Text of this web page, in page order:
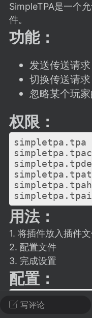
教程
潮涌核心
永久
11-27 02:06
电脑端 社
议贴】SodaMC 的
在这里畅所欲言，提
、管理方式等方面 的
11
潮涌核心
24 23:37
电脑端 整合包
主页反馈贴
反馈你遇到的问题
不方便可尝试通过邮
写评论
SimpleTPA是一个
件。
功能：
发送传送请求
切换传送请求
忽略某个玩
权限：
用法：
1. 将插件放入插件
2. 配置文件
3. 完成设置
配置：
properties:
accepttime: